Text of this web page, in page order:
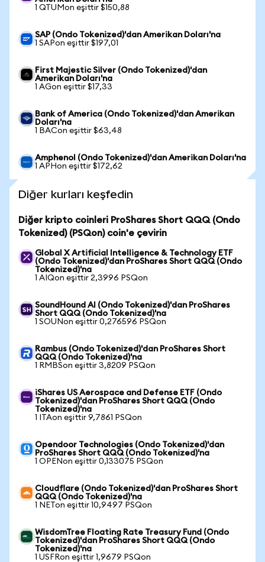
1 QTUMon eşittir $150,88
SAP (Ondo Tokenized)'dan Amerikan Doları'na
1 SAPon eşittir $197,01
First Majestic Silver (Ondo Tokenized)'dan
Amerikan Doları'na
1 AGon eşittir $17,33
Bank of America (Ondo Tokenized)'dan Amerikan
Doları'na
1 BACon eşittir $63,48
Amphenol (Ondo Tokenized)'dan Amerikan Doları'na
1 APHon eşittir $172,62
Diğer kurları keşfedin
Diğer kripto coinleri ProShares Short QQQ (Ondo
Tokenized) (PSQon) coin'e çevirin
Global X Artificial Intelligence & Technology ETF
(Ondo Tokenized)'dan ProShares Short QQQ (Ondo
Tokenized)'na
1 AIQon eşittir 2,3996 PSQon
SoundHound AI (Ondo Tokenized)'dan ProShares
Short QQQ (Ondo Tokenized)'na
1 SOUNon eşittir 0,276596 PSQon
Rambus (Ondo Tokenized)'dan ProShares Short
QQQ (Ondo Tokenized)'na
1 RMBSon eşittir 3,8209 PSQon
iShares US Aerospace and Defense ETF (Ondo
Tokenized)'dan ProShares Short QQQ (Ondo
Tokenized)'na
1 ITAon eşittir 9,7861 PSQon
Opendoor Technologies (Ondo Tokenized)'dan
ProShares Short QQQ (Ondo Tokenized)'na
1 OPENon eşittir 0,133075 PSQon
Cloudflare (Ondo Tokenized)'dan ProShares Short
QQQ (Ondo Tokenized)'na
1 NETon eşittir 10,9497 PSQon
WisdomTree Floating Rate Treasury Fund (Ondo
Tokenized)'dan ProShares Short QQQ (Ondo
Tokenized)'na
1 USFRon eşittir 1,9679 PSQon